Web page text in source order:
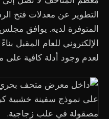
التطوير عن معدلات فتح
المتوفرة لديه. يوافق مجلس
الإلكتروني للعام المقبل
لعدم وجود أدلة كافية على